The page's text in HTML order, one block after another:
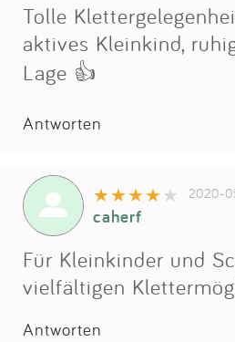
Tolle
aktives Kleinkind,
Lage 👍
Antworten
2020-
caherf
Für Kleinkinder und
vielfältigen
Antworten